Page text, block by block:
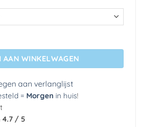
AAN WINKELWAGEN
aan verlanglijst
= Morgen in huis!
4.7 / 5